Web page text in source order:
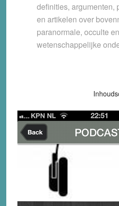
definities, argumenten,
en artikelen over
paranormale, occulte
wetenschappelijke